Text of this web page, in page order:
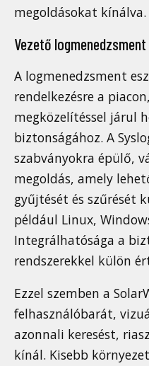
megoldásokat kínálva.
Vezető
A logmenedzsment
rendelkezésre a
megközelítéssel járul
biztonságához. A
szabványokra épülő,
megoldás, amely
gyűjtését és szűrését
például Linux,
Integrálhatósága a
rendszerekkel külön
Ezzel szemben a
felhasználóbarát,
azonnali keresést,
kínál. Kisebb